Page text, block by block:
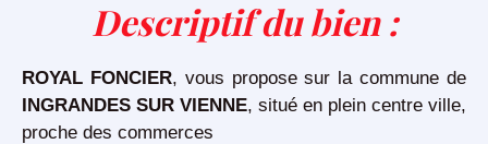
Descriptif du bien:
ROYAL FONCIER, vous propose sur la commune de
INGRANDES SUR VIENNE, situé en plein centre ville,
proche des commerces